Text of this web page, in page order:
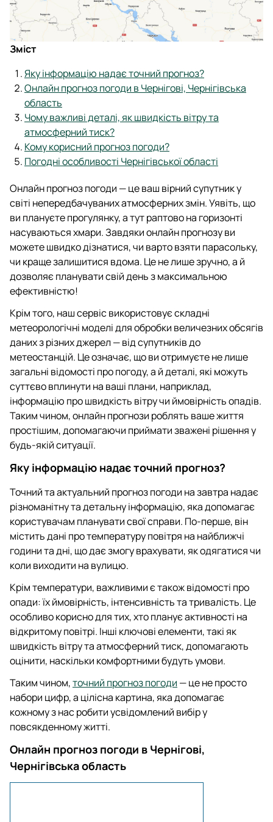
Зміст
Яку інформацію надає точний прогноз?
Онлайн прогноз погоди в Чернігові, Чернігівська
область
Чому важливі деталі, як швидкість вітру та
атмосферний тиск?
Кому корисний прогноз погоди?
Погодні особливості Чернігівської області
Онлайн прогноз погоди — це ваш вірний супутник у
світі непередбачуваних атмосферних змін. Уявіть, що
ви плануєте прогулянку, а тут раптово на горизонті
насуваються хмари. Завдяки онлайн прогнозу ви
можете швидко дізнатися, чи варто взяти парасольку,
чи краще залишитися вдома. Це не лише зручно, а й
дозволяє планувати свій день з максимальною
ефективністю!
Крім того, наш сервіс використовує складні
метеорологічні моделі для обробки величезних обсягів
даних з різних джерел — від супутників до
метеостанцій. Це означає, що ви отримуєте не лише
загальні відомості про погоду, а й деталі, які можуть
суттєво вплинути на ваші плани, наприклад,
інформацію про швидкість вітру чи ймовірність опадів.
Таким чином, онлайн прогнози роблять ваше життя
простішим, допомагаючи приймати зважені рішення у
будь-якій ситуації.
Яку інформацію надає точний прогноз?
Точний та актуальний прогноз погоди на завтра надає
різноманітну та детальну інформацію, яка допомагає
користувачам планувати свої справи. По-перше, він
містить дані про температуру повітря на найближчі
години та дні, що дає змогу врахувати, як одягатися чи
коли виходити на вулицю.
Крім температури, важливими є також відомості про
опади: їх ймовірність, інтенсивність та тривалість. Це
особливо корисно для тих, хто планує активності на
відкритому повітрі. Інші ключові елементи, такі як
швидкість вітру та атмосферний тиск, допомагають
оцінити, наскільки комфортними будуть умови.
Таким чином,точний прогноз погоди — це не просто
набори цифр, а цілісна картина, яка допомагає
кожному з нас робити усвідомлений вибір у
повсякденному житті.
Онлайн прогноз погоди в Чернігові,
Чернігівська область